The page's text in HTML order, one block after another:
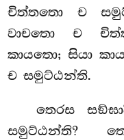
චිත්තතො ච
වාචතො ච
කායතො; සියා
ච සමුට්ඨන්ති.
තෙරස
සමුට්ඨන්ති?